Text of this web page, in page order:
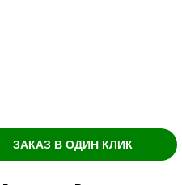
ЗАКАЗ В ОДИН КЛИК